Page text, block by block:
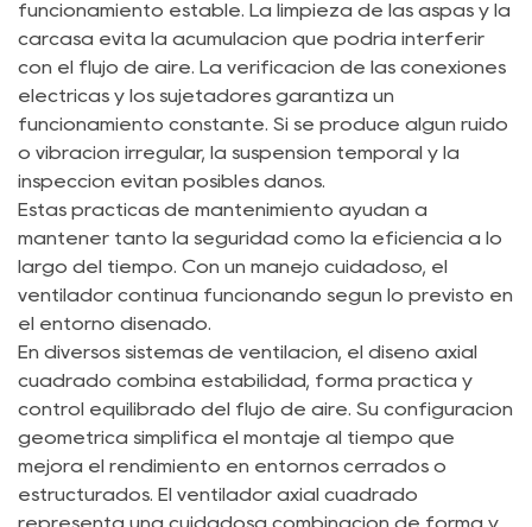
funcionamiento estable. La limpieza de las aspas y la
carcasa evita la acumulación que podría interferir
con el flujo de aire. La verificación de las conexiones
eléctricas y los sujetadores garantiza un
funcionamiento constante. Si se produce algún ruido
o vibración irregular, la suspensión temporal y la
inspección evitan posibles daños.
Estas prácticas de mantenimiento ayudan a
mantener tanto la seguridad como la eficiencia a lo
largo del tiempo. Con un manejo cuidadoso, el
ventilador continúa funcionando según lo previsto en
el entorno diseñado.
En diversos sistemas de ventilación, el diseño axial
cuadrado combina estabilidad, forma práctica y
control equilibrado del flujo de aire. Su configuración
geométrica simplifica el montaje al tiempo que
mejora el rendimiento en entornos cerrados o
estructurados. El ventilador axial cuadrado
representa una cuidadosa combinación de forma y